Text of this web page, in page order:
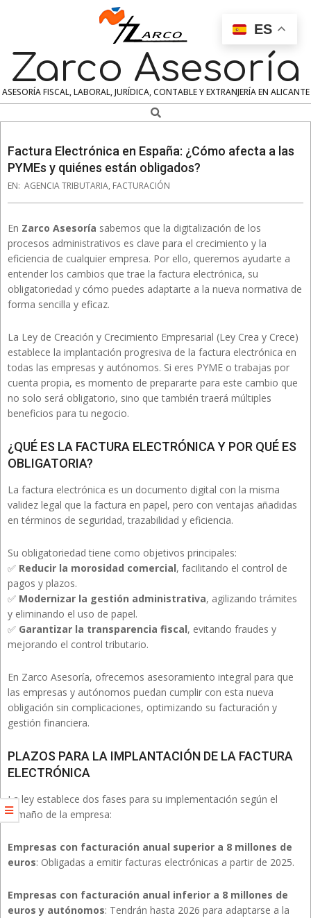
Zarco Asesoría
ASESORÍA FISCAL, LABORAL, JURÍDICA, CONTABLE Y EXTRANJERÍA EN ALICANTE
Search
Menu
Factura Electrónica en España: ¿Cómo afecta a las
PYMEs y quiénes están obligados?
EN: AGENCIA TRIBUTARIA, FACTURACIÓN
En Zarco Asesoría sabemos que la digitalización de los
procesos administrativos es clave para el crecimiento y la
eficiencia de cualquier empresa. Por ello, queremos ayudarte a
entender los cambios que trae la factura electrónica, su
obligatoriedad y cómo puedes adaptarte a la nueva normativa de
forma sencilla y eficaz.
La Ley de Creación y Crecimiento Empresarial (Ley Crea y Crece)
establece la implantación progresiva de la factura electrónica en
todas las empresas y autónomos. Si eres PYME o trabajas por
cuenta propia, es momento de prepararte para este cambio que
no solo será obligatorio, sino que también traerá múltiples
beneficios para tu negocio.
¿QUÉ ES LA FACTURA ELECTRÓNICA Y POR QUÉ ES
OBLIGATORIA?
La factura electrónica es un documento digital con la misma
validez legal que la factura en papel, pero con ventajas añadidas
en términos de seguridad, trazabilidad y eficiencia.
Su obligatoriedad tiene como objetivos principales:
✅ Reducir la morosidad comercial, facilitando el control de
pagos y plazos.
✅ Modernizar la gestión administrativa, agilizando trámites
y eliminando el uso de papel.
✅ Garantizar la transparencia fiscal, evitando fraudes y
mejorando el control tributario.
En Zarco Asesoría, ofrecemos asesoramiento integral para que
las empresas y autónomos puedan cumplir con esta nueva
obligación sin complicaciones, optimizando su facturación y
gestión financiera.
PLAZOS PARA LA IMPLANTACIÓN DE LA FACTURA
ELECTRÓNICA
La ley establece dos fases para su implementación según el
tamaño de la empresa:
Empresas con facturación anual superior a 8 millones de
euros: Obligadas a emitir facturas electrónicas a partir de 2025.
Empresas con facturación anual inferior a 8 millones de
euros y autónomos: Tendrán hasta 2026 para adaptarse a la
ES